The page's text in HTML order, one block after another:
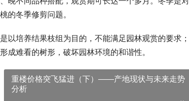
的冬季修剪问题。
以培养结果枝组为目的，不能满足园林观赏的要求
成难看的树形，破坏园林环境的和谐性。
重楼价格突飞猛进（下）——产地现状与未来走势
分析